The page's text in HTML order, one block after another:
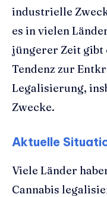
industrielle
es in vielen
jüngerer Zeit gibt
Tendenz zur
Legalisierung,
Zwecke.
Aktuelle
Viele Länder
Cannabis